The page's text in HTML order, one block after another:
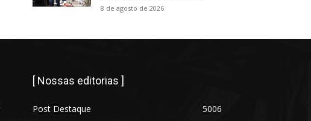
8 de agosto de 2026
[ Nossas editorias ]
Post Destaque
5006